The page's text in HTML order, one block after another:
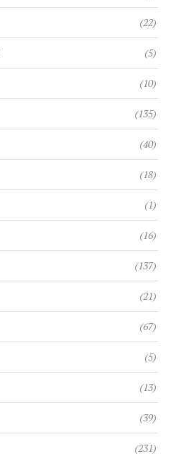
(22)
(5)
(10)
(135)
(40)
(18)
(1)
(16)
(137)
(21)
(67)
(5)
(13)
(39)
(231)